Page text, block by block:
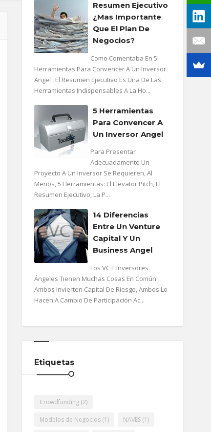
Resumen Ejecutivo
¿mas Importante
Que El Plan De
Negocios?
Como Comentaba En 5
Herramientas Para Convencer A Un Inversor
Angel , El Resumen Ejecutivo Es Una De Las
Herramientas Indispensables A La Ho...
5 Herramientas
Para Convencer A
Un Inversor Angel
Para Presentar
Adecuadamente Un
Proyecto A Un Inversor Se Requieren, Al
Menos, 5 Herramientas: El Elevator Pitch, El
Resumen Ejecutivo, La P...
14 Diferencias
Entre Un Venture
Capital Y Un
Business Angel
Los VC E Inversores
Ángeles Tienen Muchas Cosas En Común:
Ambos Invierten Capital De Riesgo, Ambos Lo
Hacen A Cambio De Participación Ac...
Etiquetas
Crowdfunding (2)
Modelos de Negocios (1) NAVES (1)